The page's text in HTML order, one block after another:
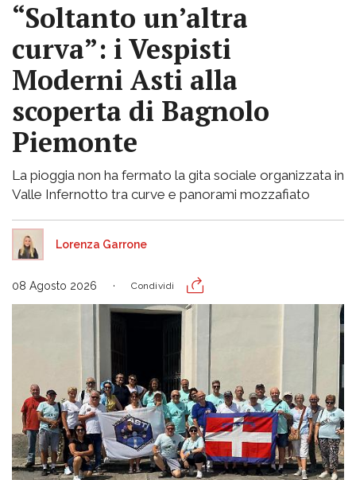
“Soltanto un’altra
curva”: i Vespisti
Moderni Asti alla
scoperta di Bagnolo
Piemonte
La pioggia non ha fermato la gita sociale organizzata in
Valle Infernotto tra curve e panorami mozzafiato
Lorenza Garrone
08 Agosto 2026 Condividi